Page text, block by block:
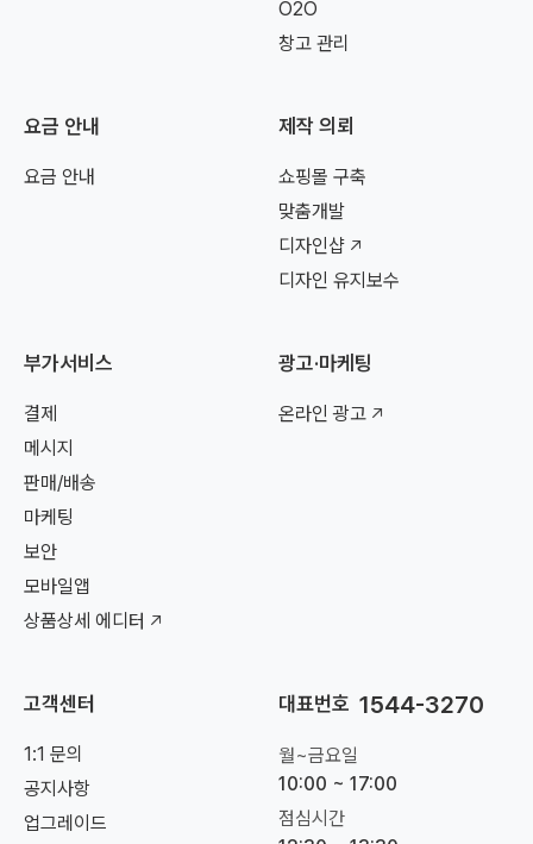
O2O
창고 관리
요금 안내
요금 안내
제작 의뢰
쇼핑몰 구축
맞춤개발
디자인샵
디자인 유지보수
부가서비스
결제
메시지
판매/배송
마케팅
보안
모바일앱
상품상세 에디터
광고·마케팅
온라인 광고
고객센터
1:1 문의
공지사항
업그레이드
대표번호 1544-3270
월~금요일
10:00 ~ 17:00
점심시간